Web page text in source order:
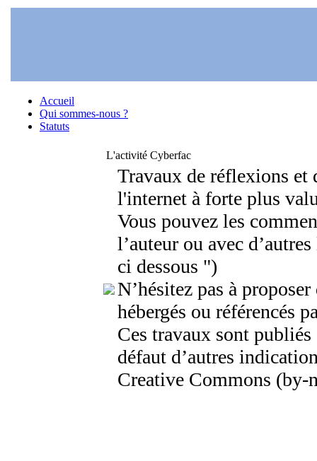
Accueil
Qui sommes-nous ?
Statuts
L'activité Cyberfac
Travaux de réflexions et
l'internet à forte plus
Vous pouvez les
l’auteur ou avec
ci dessous ")
N’hésitez pas à
hébergés ou référencés
Ces travaux sont
défaut d’autres
Creative Commons (by-